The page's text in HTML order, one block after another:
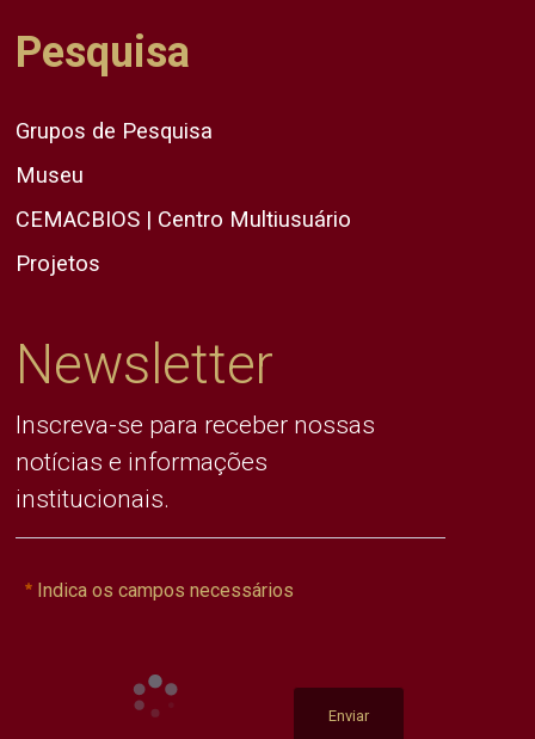
Pesquisa
Grupos de Pesquisa
Museu
CEMACBIOS | Centro Multiusuário
Projetos
Newsletter
Inscreva-se para receber nossas
notícias e informações
institucionais.
Indica os campos necessários
Enviar